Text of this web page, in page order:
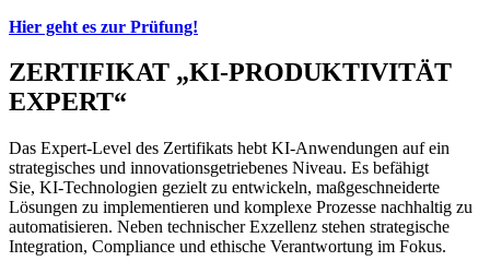
Hier geht es zur Prüfung!
ZERTIFIKAT „KI-PRODUKTIVITÄT
EXPERT“
Das Expert-Level des Zertifikats hebt KI-Anwendungen auf ein
strategisches und innovationsgetriebenes Niveau. Es befähigt
Sie, KI-Technologien gezielt zu entwickeln, maßgeschneiderte
Lösungen zu implementieren und komplexe Prozesse nachhaltig zu
automatisieren. Neben technischer Exzellenz stehen strategische
Integration, Compliance und ethische Verantwortung im Fokus.